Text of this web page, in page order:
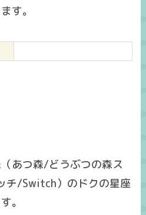
す。
あつ森/どうぶつの森ス
チ/Switch）のドクの星座
。